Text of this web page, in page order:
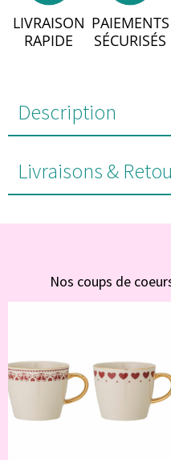
LIVRAISON
RAPIDE
PAIEMENTS
SÉCURISÉS
Description
Livraisons &
Nos coups de